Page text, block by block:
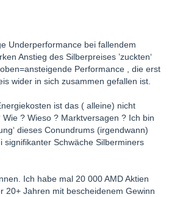
Underperformance bei fallendem
Anstieg des Silberpreises ’zuckten‘
Performance , die erst
wider in sich zusammen gefallen ist.
ist das ( alleine) nicht
? Wieso ? Marktversagen ? Ich bin
dieses Conundrums (irgendwann)
signifikanter Schwäche Silberminers
Ich habe mal 20 000 AMD Aktien
20+ Jahren mit bescheidenem Gewinn